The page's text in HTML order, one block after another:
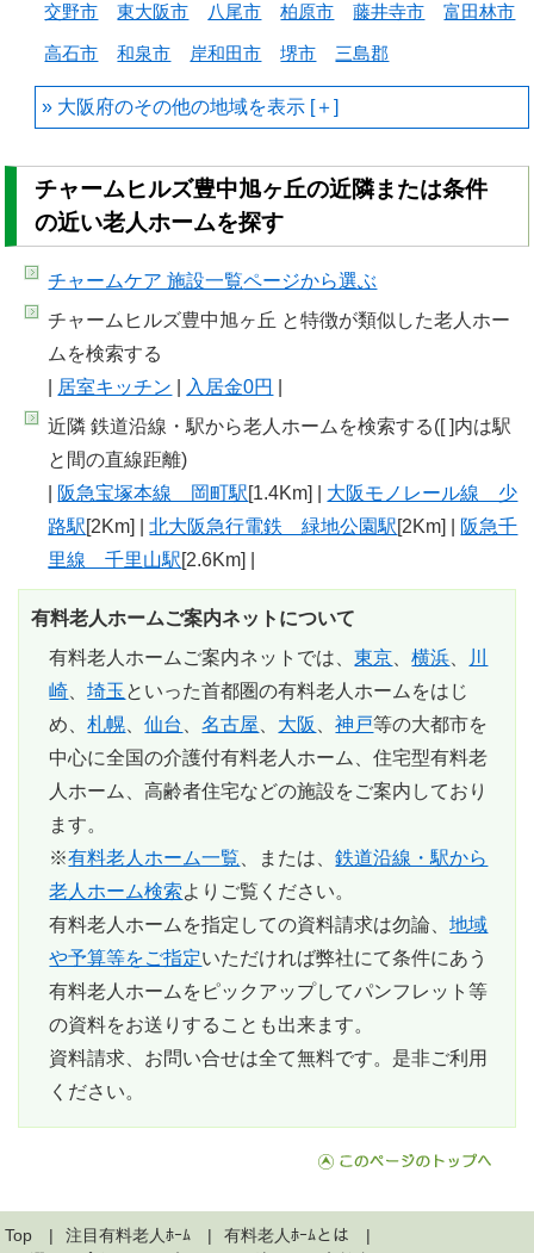
交野市 東大阪市 八尾市 柏原市 藤井寺市 富田林市
高石市 和泉市 岸和田市 堺市 三島郡
大阪府のその他の地域を
チャームヒルズ豊中旭ヶ丘の近隣または条件
の近い老人ホームを探す
チャームケア 施設一覧ページから選ぶ
チャームヒルズ豊中旭ヶ丘 と特徴が類似した老人ホー
ムを検索する
居室キッチン 入居金0円
近隣 鉄道沿線・駅から老人ホームを検索する([ ]内は駅
と間の直線距離)
阪急宝塚本線 岡町駅[1.4Km] | 大阪モノレール線 少
路駅[2Km] |北大阪急行電鉄 緑地公園駅[2Km] | 阪急千
里線 千里山駅[2.6Km] |
有料老人ホームご案内ネットについて
有料老人ホームご案内ネットでは、東京 、横浜
川
崎 、埼玉 といった首都圏の有料老人ホームをはじ
め、札幌 、仙台 、名古屋 大阪 、神戸等の大都市を
中心に全国の介護付有料老人ホーム、住宅型有料老
人ホーム、高齢者住宅などの施設をご案内しており
ます。
※有料老人ホーム一覧 、または、鉄道沿線・駅から
老人ホーム検索よりご覧ください。
有料老人ホームを指定しての資料請求は勿論、地域
や予算等をご指定いただければ弊社にて条件にあう
有料老人ホームをピックアップしてパンフレット等
の資料をお送りすることも出来ます。
資料請求、お問い合せは全て無料です。是非ご利用
ください。
Top 注目有料老人ﾎｰﾑ
有料老人ﾎｰﾑとは